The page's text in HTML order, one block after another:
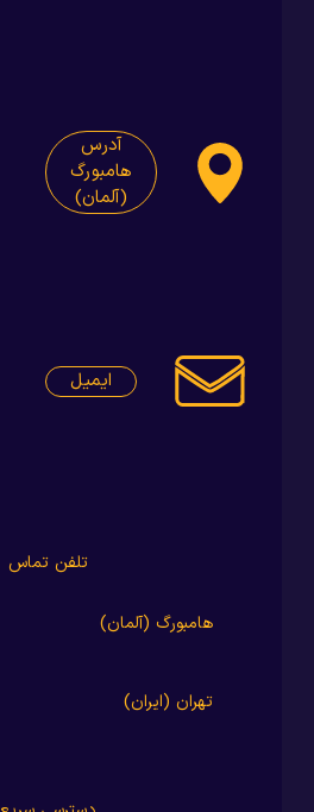
تلفن تماس
هامبورگ (آلمان)
تهران (ایران)
آدرس
هامبورگ
(آلمان)
ایمیل